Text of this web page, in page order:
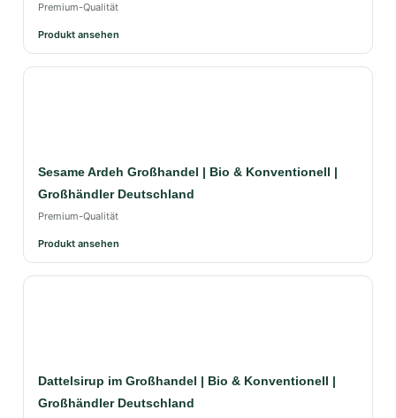
Premium-Qualität
Produkt ansehen
Sesame Ardeh Großhandel | Bio & Konventionell |
Großhändler Deutschland
Premium-Qualität
Produkt ansehen
Dattelsirup im Großhandel | Bio & Konventionell |
Großhändler Deutschland